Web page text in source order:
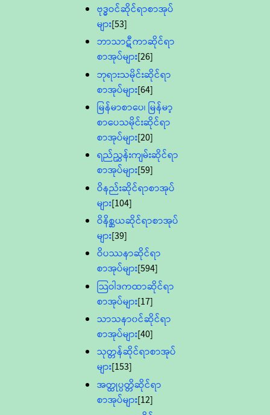
ဗုဒ္ဓဝင်ဆိုင်ရာစာအုပ်
များ[53]
ဘာသာဋီကာဆိုင်ရာ
စာအုပ်များ[26]
ဘုရားသမိုင်းဆိုင်ရာ
စာအုပ်များ[64]
မြန်မာစာပေ၊ မြန်မာ့
စာပေသမိုင်းဆိုင်ရာ
စာအုပ်များ[20]
ရည်ညွှန်းကျမ်းဆိုင်ရာ
စာအုပ်များ[59]
ဝိနည်းဆိုင်ရာစာအုပ်
များ[104]
ဝိနိစ္ဆယဆိုင်ရာစာအုပ်
များ[39]
ဝိပဿနာဆိုင်ရာ
စာအုပ်များ[594]
သြဝါဒကထာဆိုင်ရာ
စာအုပ်များ[17]
သာသနာ၀င်ဆိုင်ရာ
စာအုပ်များ[40]
သုတ္တန်ဆိုင်ရာစာအုပ်
များ[153]
အတ္ထုပ္ပတ္တိဆိုင်ရာ
စာအုပ်များ[12]